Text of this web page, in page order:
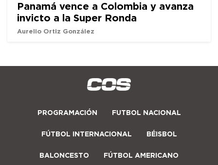
Panamá vence a Colombia y avanza
invicto a la Super Ronda
Aurelio Ortiz González
PROGRAMACIÓN FUTBOL NACIONAL
FÚTBOL INTERNACIONAL BÉISBOL
BALONCESTO FÚTBOL AMERICANO